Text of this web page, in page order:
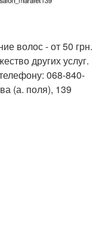
волос - от 50 грн.
других услуг.
068-840-
(а. поля), 139